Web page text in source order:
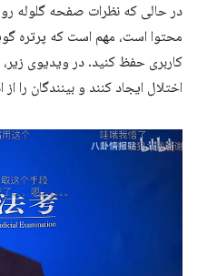
در حالی که نظرات صفحه گلوله
محتوا است، مهم است که پرتره
کاربری حفظ کنید. در ویدیوی
اختلال ایجاد کنند و بینندگان را